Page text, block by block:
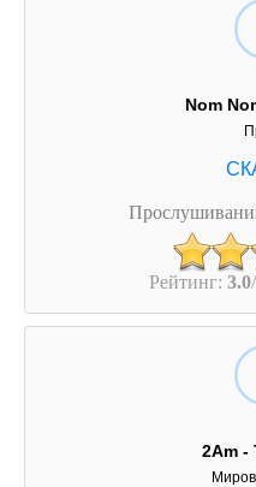
Nom
Рейтинг: 3.0
2Am -